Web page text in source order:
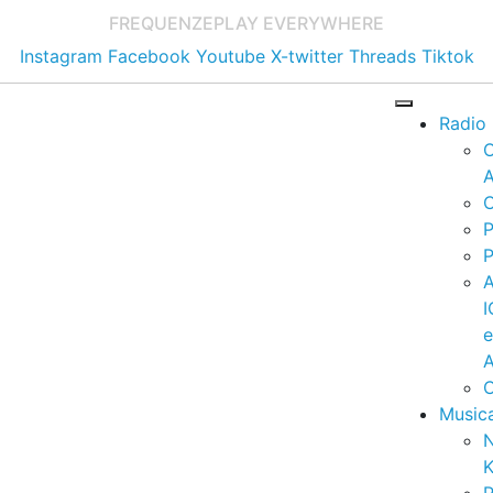
FREQUENZEPLAY EVERYWHERE
Instagram Facebook Youtube X-twitter Threads Tiktok
Radio
e